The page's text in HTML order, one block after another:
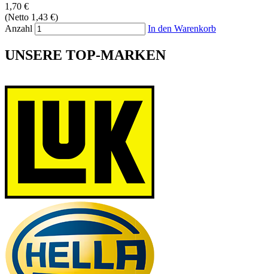
1,70 €
(Netto 1,43 €)
Anzahl
In den Warenkorb
UNSERE TOP-MARKEN